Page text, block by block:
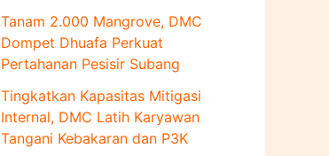
Tanam 2.000 Mangrove, DMC
Dompet Dhuafa Perkuat
Pertahanan Pesisir Subang
Tingkatkan Kapasitas Mitigasi
Internal, DMC Latih Karyawan
Tangani Kebakaran dan P3K